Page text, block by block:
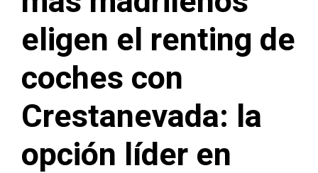
eligen el renting de
coches con
Crestanevada: la
opción líder en